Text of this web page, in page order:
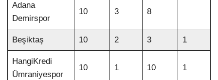
Adana
Demirspor
10 3 8
Beşiktaş 10 2 3 1
HangiKredi
Ümraniyespor
10 1 10 1